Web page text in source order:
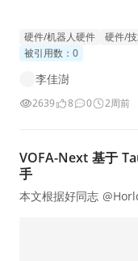
硬件/机器人硬件
硬件/
被引用数：0
李佳澍
2639 8 0 2周前
VOFA-Next 基于
手
本文根据好同志